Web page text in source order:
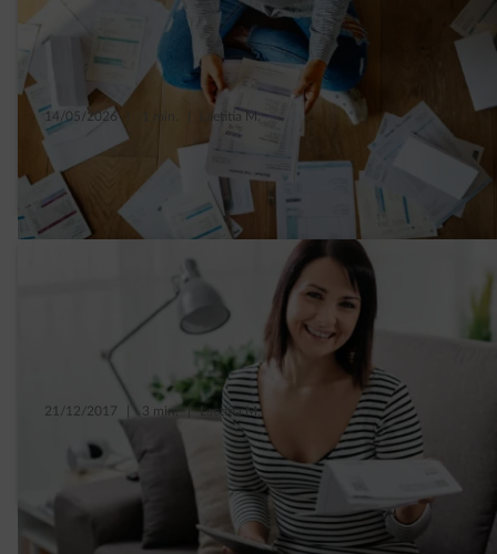
14/05/2026 Laetitia M.
Waar betaal je voor op je stroomfactuur in
Brussel?
21/12/2017 3 min. | Laetitia M.
Eerste appartement: waarop letten voor je
energiecontract